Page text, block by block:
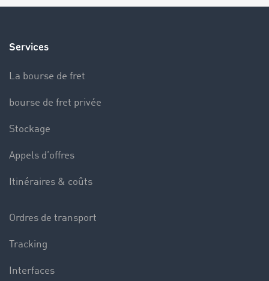
Services
La bourse de fret
bourse de fret privée
Stockage
Appels d’offres
Itinéraires & coûts
Ordres de transport
Tracking
Interfaces